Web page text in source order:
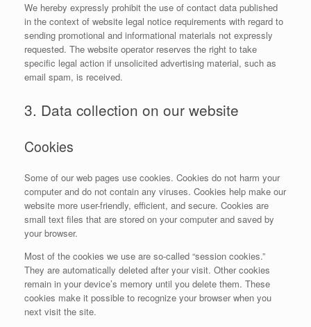
We hereby expressly prohibit the use of contact data published
in the context of website legal notice requirements with regard to
sending promotional and informational materials not expressly
requested. The website operator reserves the right to take
specific legal action if unsolicited advertising material, such as
email spam, is received.
3. Data collection on our website
Cookies
Some of our web pages use cookies. Cookies do not harm your
computer and do not contain any viruses. Cookies help make our
website more user-friendly, efficient, and secure. Cookies are
small text files that are stored on your computer and saved by
your browser.
Most of the cookies we use are so-called “session cookies.”
They are automatically deleted after your visit. Other cookies
remain in your device’s memory until you delete them. These
cookies make it possible to recognize your browser when you
next visit the site.